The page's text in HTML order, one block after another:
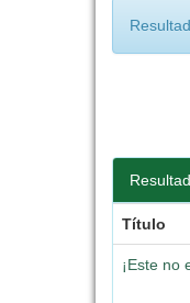
Título
¡Este no